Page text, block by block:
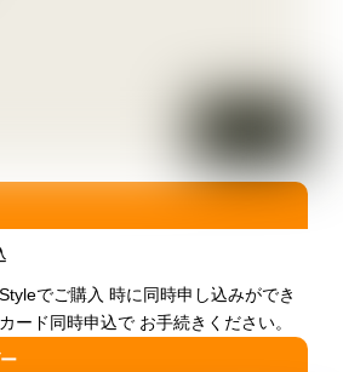
でご購入 時に同時申し込みができ
ード同時申込で お手続きください。